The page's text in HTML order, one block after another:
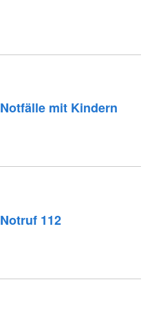
Notfälle mit Kindern
Notruf 112